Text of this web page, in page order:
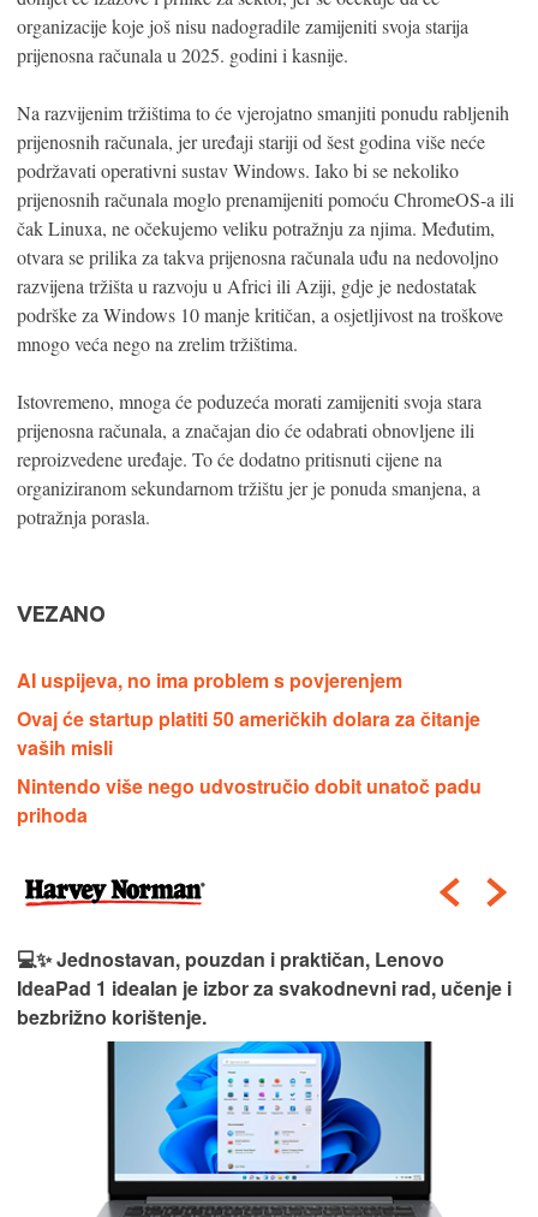
organizacije koje još nisu nadogradile zamijeniti svoja starija
prijenosna računala u 2025. godini i kasnije.
Na razvijenim tržištima to će vjerojatno smanjiti ponudu rabljenih
prijenosnih računala, jer uređaji stariji od šest godina više neće
podržavati operativni sustav Windows. Iako bi se nekoliko
prijenosnih računala moglo prenamijeniti pomoću ChromeOS-a ili
čak Linuxa, ne očekujemo veliku potražnju za njima. Međutim,
otvara se prilika za takva prijenosna računala uđu na nedovoljno
razvijena tržišta u razvoju u Africi ili Aziji, gdje je nedostatak
podrške za Windows 10 manje kritičan, a osjetljivost na troškove
mnogo veća nego na zrelim tržištima.
Istovremeno, mnoga će poduzeća morati zamijeniti svoja stara
prijenosna računala, a značajan dio će odabrati obnovljene ili
reproizvedene uređaje. To će dodatno pritisnuti cijene na
organiziranom sekundarnom tržištu jer je ponuda smanjena, a
potražnja porasla.
VEZANO
AI uspijeva, no ima problem s povjerenjem
Ovaj će startup platiti 50 američkih dolara za čitanje
vaših misli
Nintendo više nego udvostručio dobit unatoč padu
prihoda
💻✨ Jednostavan, pouzdan i praktičan, Lenovo
IdeaPad 1 idealan je izbor za svakodnevni rad, učenje i
bezbrižno korištenje.